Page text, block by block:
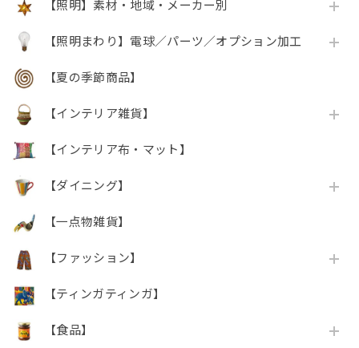
【照明】素材・地域・メーカー別
【照明まわり】電球／パーツ／オプション加工
【夏の季節商品】
【インテリア雑貨】
【インテリア布・マット】
【ダイニング】
【一点物雑貨】
【ファッション】
【ティンガティンガ】
【食品】